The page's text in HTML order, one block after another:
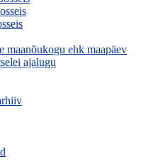
maanõukogu ehk maapäev
ajalugu